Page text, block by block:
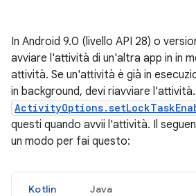
In Android 9.0 (livello API 28) o
avviare l'attività di un'altra app in in
attività. Se un'attività è già in
in background, devi riavviare
questi quando avvii l'attività. Il
un modo per fai questo:
Kotlin Java